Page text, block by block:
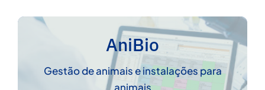
AniBio
Gestão de animais e instalações para
animais
O AniBio é um software concebido para
gerir de forma abrangente o trabalho diário
do biotério e a experimentação com
modelos animais.